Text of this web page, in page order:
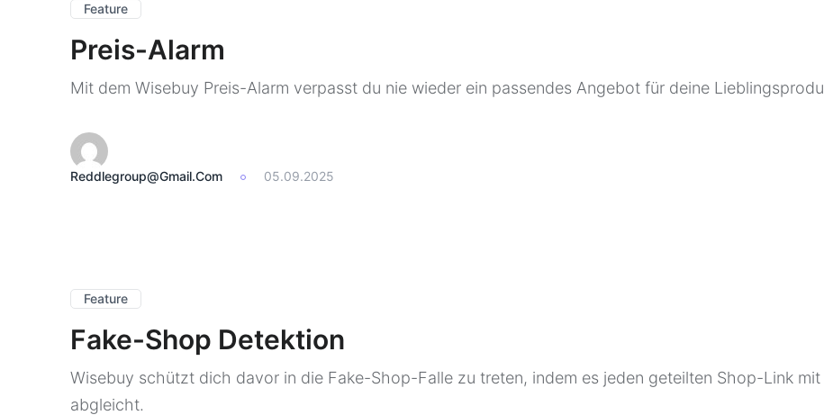
Feature
Preis-Alarm
Mit dem Wisebuy Preis-Alarm verpasst du nie wieder ein passendes Angebot für deine
Reddlegroup@gmail.com 05.09.2025
Feature
Fake-Shop Detektion
Wisebuy schützt dich davor in die Fake-Shop-Falle zu treten, indem es jeden geteilten Shop-Link
abgleicht.